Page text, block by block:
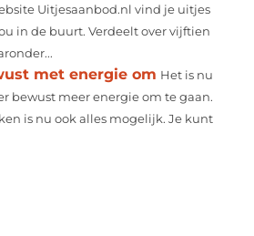
Uitjesaanbod.nl vind je uitjes
in de buurt. Verdeelt over vijftien
met energie om Het is nu
bewust meer energie om te gaan.
is nu ook alles mogelijk. Je kunt